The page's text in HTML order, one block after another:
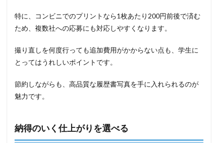
特に、コンビニでのプリントなら1枚あたり200円前後で済む
ため、複数社への応募にも対応しやすくなります。
撮り直しを何度行っても追加費用がかからない点も、学生に
とってはうれしいポイントです。
節約しながらも、高品質な履歴書写真を手に入れられるのが
魅力です。
納得のいく仕上がりを選べる